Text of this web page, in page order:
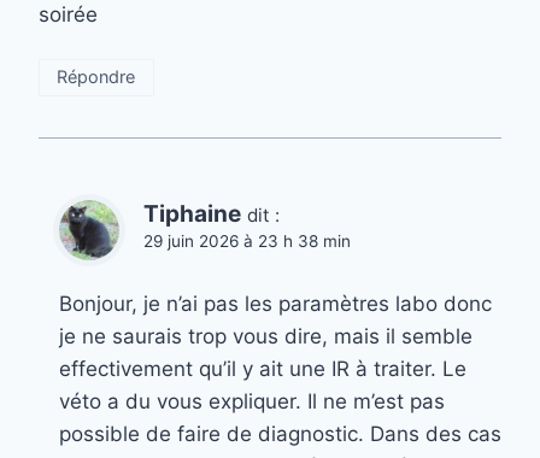
soirée
Répondre
Tiphaine dit :
29 juin 2026 à 23 h 38 min
Bonjour, je n’ai pas les paramètres labo donc
je ne saurais trop vous dire, mais il semble
effectivement qu’il y ait une IR à traiter. Le
véto a du vous expliquer. Il ne m’est pas
possible de faire de diagnostic. Dans des cas